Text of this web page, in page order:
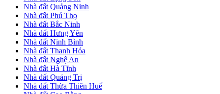
Nhà đất Quảng Ninh
Nhà đất Phú Thọ
Nhà đất Bắc Ninh
Nhà đất Hưng Yên
Nhà đất Ninh Bình
Nhà đất Thanh Hóa
Nhà đất Nghệ An
Nhà đất Hà Tĩnh
Nhà đất Quảng Trị
Nhà đất Thừa Thiên Huế